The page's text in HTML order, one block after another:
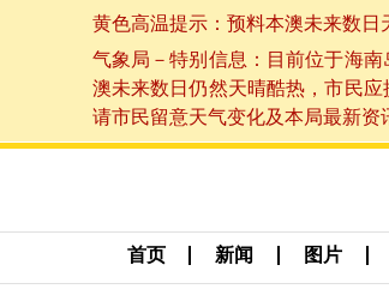
黄色高温提示：预料本澳未来数
气象局－特别信息：目前位于海
澳未来数日仍然天晴酷热，市民
请市民留意天气变化及本局最新
首页 新闻 图片